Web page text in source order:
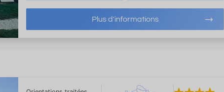
Plus d'informations